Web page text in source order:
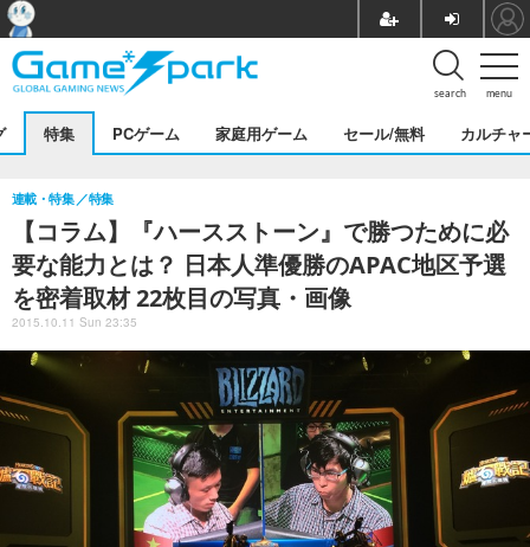
menu
search
特集 PCゲーム 家庭用ゲーム セール/無料 カルチャ
【コラム】『ハースストーン』で勝つために必
要な能力とは？ 日本人準優勝のAPAC地区予選
を密着取材 22枚目の写真・画像
連載・特集 特集
2015.10.11 Sun 23:35